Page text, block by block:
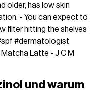
older, has low skin
- You can expect to
filter hitting the shelves
#dermatologist
Matcha Latte - J C M
und warum